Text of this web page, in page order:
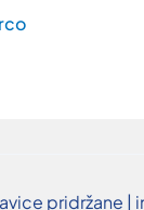
pridržane |